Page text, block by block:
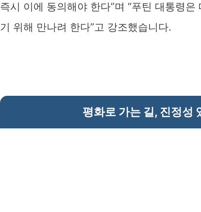
즉시 이에 동의해야 한다”며 “푸틴 대통령
기 위해 만나려 한다”고 강조했습니다.
평화로 가는 길, 진정성